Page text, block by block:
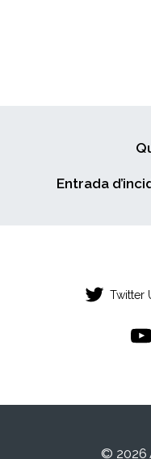
Entrada
Twitter
© 2026